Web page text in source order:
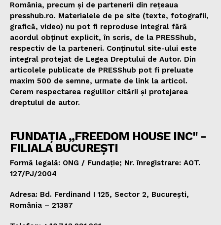
România, precum și de partenerii din rețeaua
presshub.ro. Materialele de pe site (texte, fotografii,
grafică, video) nu pot fi reproduse integral fără
acordul obținut explicit, în scris, de la PRESShub,
respectiv de la parteneri. Conținutul site-ului este
integral protejat de Legea Dreptului de Autor. Din
articolele publicate de PRESShub pot fi preluate
maxim 500 de semne, urmate de link la articol.
Cerem respectarea regulilor citării și protejarea
dreptului de autor.
FUNDAȚIA „FREEDOM HOUSE INC" -
FILIALA BUCUREȘTI
Formă legală: ONG / Fundație; Nr. înregistrare: AOT.
127/PJ/2004
Adresa: Bd. Ferdinand I 125, Sector 2, București,
România – 21387